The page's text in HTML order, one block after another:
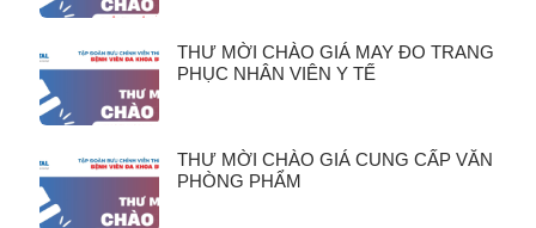
THƯ MỜI CHÀO GIÁ MAY ĐO TRANG
PHỤC NHÂN VIÊN Y TẾ
THƯ MỜI CHÀO GIÁ CUNG CẤP VĂN
PHÒNG PHẨM